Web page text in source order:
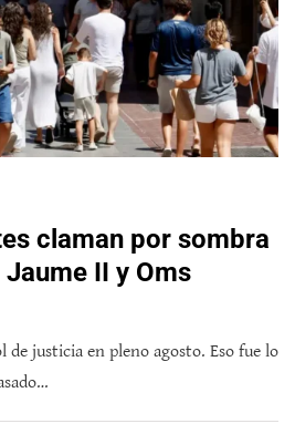
claman por sombra
II y Oms
de justicia en pleno agosto. Eso fue lo